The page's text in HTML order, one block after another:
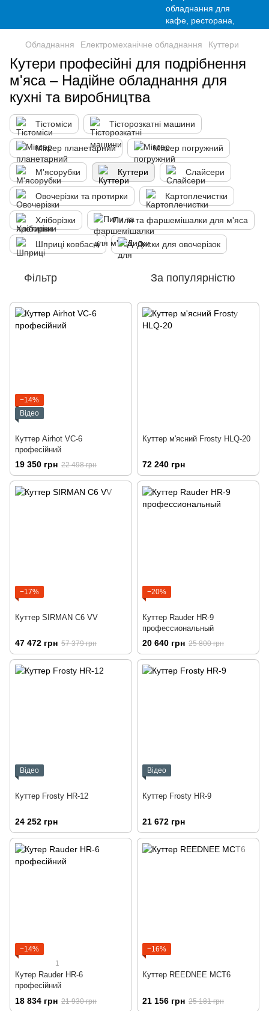
Обладнання Електромеханічне обладнання Куттери
Кутери професійні для подрібнення
м'яса – Надійне обладнання для
кухні та виробництва
Тістоміси Тісторозкатні машини
Міксер планетарний Міксер погружний
М'ясорубки Куттери Слайсери
Овочерізки та протирки Картоплечистки
Хліборізки Пили та фаршемішалки для м'яса
Шприці ковбасні Диски для овочерізок
Фільтр За популярністю
−14%
Відео
Куттер Airhot VC-6
професійний
19 350 грн 22 498 грн
Куттер м'ясний Frosty HLQ-20
72 240 грн
−17%
Куттер SIRMAN C6 VV
47 472 грн 57 379 грн
−20%
Куттер Rauder HR-9
профессиональный
20 640 грн 25 800 грн
Відео
Куттер Frosty HR-12
24 252 грн
Відео
Куттер Frosty HR-9
21 672 грн
−14%
1
Кутер Rauder HR-6
професійний
18 834 грн 21 930 грн
−16%
Куттер REEDNEE MCT6
21 156 грн 25 181 грн